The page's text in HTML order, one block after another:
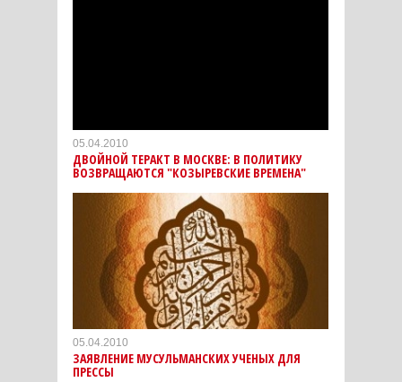
05.04.2010
ДВОЙНОЙ ТЕРАКТ В МОСКВЕ: В ПОЛИТИКУ
ВОЗВРАЩАЮТСЯ "КОЗЫРЕВСКИЕ ВРЕМЕНА"
05.04.2010
ЗАЯВЛЕНИЕ МУСУЛЬМАНСКИХ УЧЕНЫХ ДЛЯ
ПРЕССЫ